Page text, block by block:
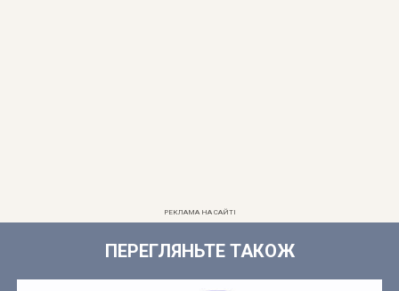
РЕКЛАМА НА САЙТІ
ПЕРЕГЛЯНЬТЕ ТАКОЖ